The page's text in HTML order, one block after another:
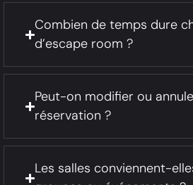
Combien de temps dure
d’escape room ?
Peut-on modifier ou
réservation ?
Les salles conviennent-